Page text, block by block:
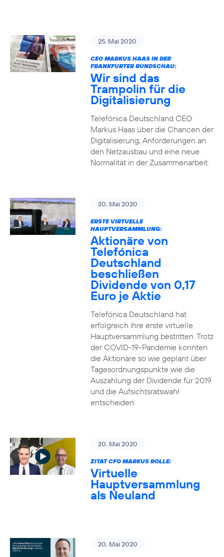
25. Mai 2020
CEO MARKUS HAAS IN DER
FRANKFURTER RUNDSCHAU:
Wir sind das
Trampolin für die
Digitalisierung
Telefónica Deutschland CEO
Markus Haas über die Chancen der
Digitalisierung, Anforderungen an
den Netzausbau und eine neue
Normalität in der Zusammenarbeit.
20. Mai 2020
ERSTE VIRTUELLE
HAUPTVERSAMMLUNG:
Aktionäre von
Telefónica
Deutschland
beschließen
Dividende von 0,17
Euro je Aktie
Telefónica Deutschland hat
erfolgreich ihre erste virtuelle
Hauptversammlung bestritten. Trotz
der COVID-19-Pandemie konnten
die Aktionäre so wie geplant über
Tagesordnungspunkte wie die
Auszahlung der Dividende für 2019
und die Aufsichtsratswahl
entscheiden.
20. Mai 2020
ZITAT CFO MARKUS ROLLE:
Virtuelle
Hauptversammlung
als Neuland
20. Mai 2020